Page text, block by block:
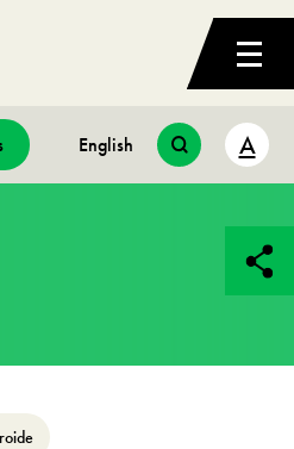
English A